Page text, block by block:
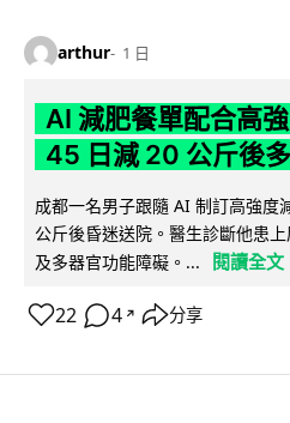
arthur 1 日
AI 減肥餐單配合高
45 日減 20 公斤後
成都一名男子跟隨 AI 制訂高強度
公斤後昏迷送院。醫生診斷他患
及多器官功能障礙。...
閱讀全文
22 4 ↗ 分享